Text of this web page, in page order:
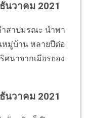
นวาคม 2021
ำสาปมรณะ นำพา
หมู่บ้าน หลายปีต่อ
นาจากเมียรยอง
นวาคม 2021